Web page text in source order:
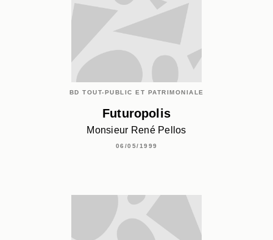
BD TOUT-PUBLIC ET PATRIMONIALE
Futuropolis
Monsieur René Pellos
06/05/1999